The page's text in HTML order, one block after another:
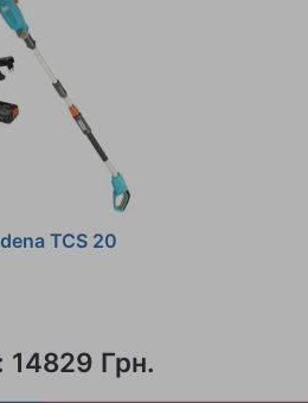
TCS 20
14829 Грн.